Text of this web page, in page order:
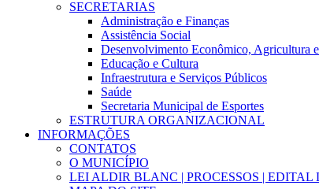
SECRETARIAS
Administração e Finanças
Assistência Social
Desenvolvimento Econômico, Agricultura
Educação e Cultura
Infraestrutura e Serviços Públicos
Saúde
Secretaria Municipal de Esportes
ESTRUTURA ORGANIZACIONAL
INFORMAÇÕES
CONTATOS
O MUNICÍPIO
LEI ALDIR BLANC | PROCESSOS |